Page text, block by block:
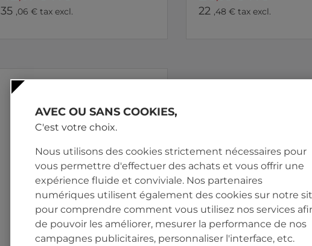
35 ,06 € tax excl.
22 ,48 € tax excl.
AVEC OU SANS COOKIES,
C'est votre choix.
Nous utilisons des cookies strictement nécessaires pour
vous permettre d'effectuer des achats et vous offrir une
expérience fluide et conviviale. Nos partenaires
numériques utilisent également des cookies sur notre
pour comprendre comment vous utilisez nos services
de pouvoir les améliorer, mesurer la performance de nos
campagnes publicitaires, personnaliser l'interface, etc.